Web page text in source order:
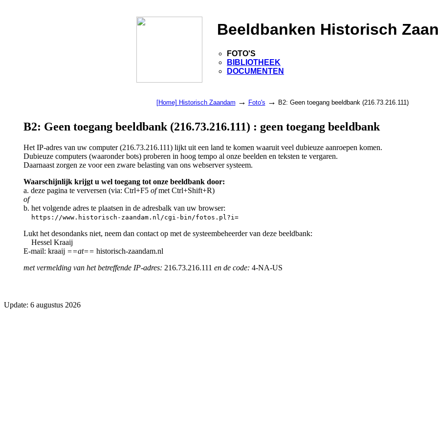
Beeldbanken Historisch
FOTO'S
BIBLIOTHEEK
DOCUMENTEN
[Home] Historisch Zaandam → Foto's → B2: Geen toegang beeldbank (216.73.216.111)
B2: Geen toegang beeldbank (216.73.216.111) : geen toegang beeldbank
Het IP-adres van uw computer (216.73.216.111) lijkt uit een land te komen waaruit veel dubieuze aanroepen komen.
Dubieuze computers (waaronder bots) proberen in hoog tempo al onze beelden en teksten te vergaren.
Daarnaast zorgen ze voor een zware belasting van ons webserver systeem.
Waarschijnlijk krijgt u wel toegang tot onze beeldbank door:
a. deze pagina te verversen (via: Ctrl+F5 ofmet Ctrl+Shift+R)
of
b. het volgende adres te plaatsen in de adresbalk van uw browser:
https://www.historisch-zaandam.nl/cgi-bin/fotos.pl?i=
Lukt het desondanks niet, neem dan contact op met de systeembeheerder van deze beeldbank:
Hessel Kraaij
E-mail: kraaij ==at== historisch-zaandam.nl
met vermelding van het betreffende IP-adres: 216.73.216.111 en de code: 4-NA-US
Update: 6 augustus 2026